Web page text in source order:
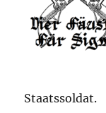
Staatssoldat.